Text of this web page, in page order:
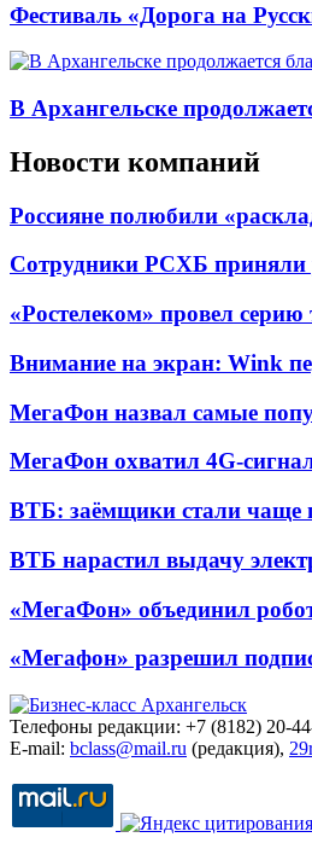
Фестиваль «Дорога на
В Архангельске
Новости компаний
Россияне полюбили
Сотрудники РСХБ приняли
«Ростелеком» провел
Внимание на экран: Wink
МегаФон назвал самые
МегаФон охватил 4G-
ВТБ: заёмщики стали чаще
ВТБ нарастил выдачу
«МегаФон» объединил
«Мегафон» разрешил
Телефоны редакции: +7 (8182) 20-
E-mail: bclass@mail.ru (редакция),